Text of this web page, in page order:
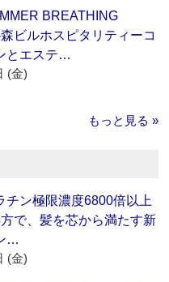
BREATHING
ビルホスピタリティーコ
とエステ…
(金)
もっと見る »
チン極限濃度6800倍以上
で、髪を芯から満たす新
…
(金)